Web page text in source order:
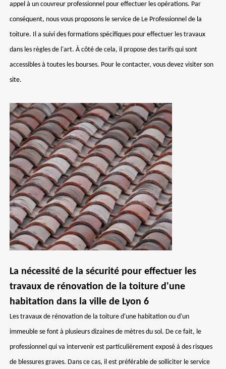
appel à un couvreur professionnel pour effectuer les opérations. Par
conséquent, nous vous proposons le service de Le Professionnel de la
toiture. Il a suivi des formations spécifiques pour effectuer les travaux
dans les règles de l'art. À côté de cela, il propose des tarifs qui sont
accessibles à toutes les bourses. Pour le contacter, vous devez visiter son
site.
La nécessité de la sécurité pour effectuer les
travaux de rénovation de la toiture d'une
habitation dans la ville de Lyon 6
Les travaux de rénovation de la toiture d'une habitation ou d'un
immeuble se font à plusieurs dizaines de mètres du sol. De ce fait, le
professionnel qui va intervenir est particulièrement exposé à des risques
de blessures graves. Dans ce cas, il est préférable de solliciter le service